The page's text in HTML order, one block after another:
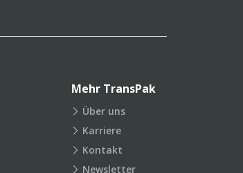
Mehr TransPak
Über uns
Karriere
Kontakt
Newsletter